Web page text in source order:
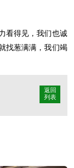
看得见，我们也诚
找葱满满，我们竭
返回
列表